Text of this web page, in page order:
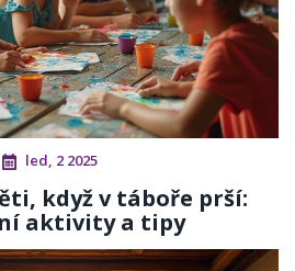
led, 2 2025
když v táboře prší:
aktivity a tipy